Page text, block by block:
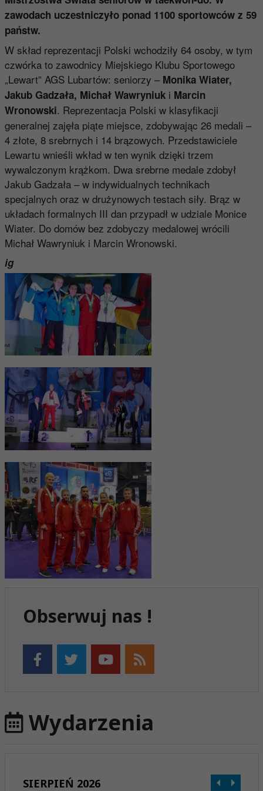
zawodach uczestniczyło ponad 1100 sportowców z 59
państw.
W skład reprezentacji Polski wchodziły 64 osoby, w tym
czwórka to zawodnicy Miejskiego Klubu Sportowego
„Lewart” AGS Lubartów: seniorzy – Monika Wiater,
Jakub Gadzała, Michał Wawryniuki Marcin
Wronowski. Reprezentacja Polski w klasyfikacji
generalnej zajęła piąte miejsce, zdobywając 26 medali –
4 złote, 8 srebrnych i 14 brązowych. Przedstawiciele
Lewartu wnieśli wkład w ten wynik dzięki trzem
wywalczonym krążkom. Dwa srebrne medale zdobył
Jakub Gadzała – w indywidualnych technikach
specjalnych oraz w drużynowych testach siły. Brąz w
układach formalnych III dan przypadł w udziale Monice
Wiater. Do domów bez zdobyczy medalowej wrócili
Michał Wawryniuk i Marcin Wronowski.
ig
Obserwuj nas !
Wydarzenia
SIERPIEŃ 2026